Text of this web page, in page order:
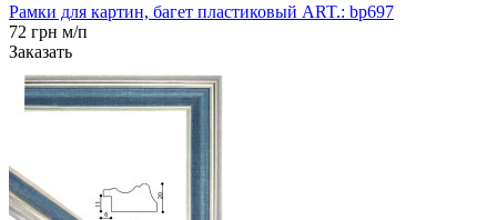
Рамки для картин, багет пластиковый ART.: bp697
72 грн м/п
Заказать